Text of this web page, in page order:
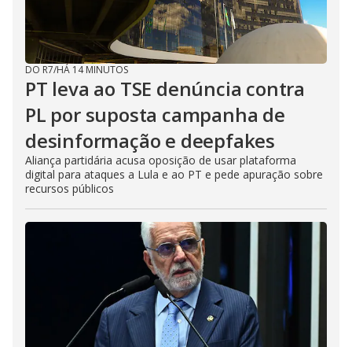
DO R7/HÁ 14 MINUTOS
PT leva ao TSE denúncia contra
PL por suposta campanha de
desinformação e deepfakes
Aliança partidária acusa oposição de usar plataforma
digital para ataques a Lula e ao PT e pede apuração sobre
recursos públicos